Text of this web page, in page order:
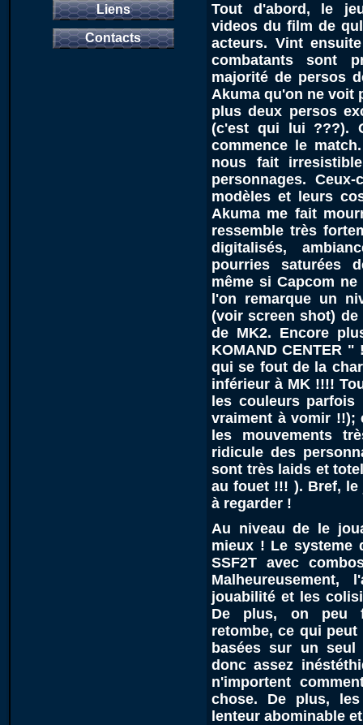
Liens
Contacts
Tout d'abord, le
videos du film de
acteurs. Vint
combatants sont
majorité de persos
Akuma qu'on ne voit
plus deux persos
(c'est qui lui ???).
commence le
nous fait
personnages.
modèles et leurs
Akuma me fait
ressemble très
digitalisés,
pourries saturées
même si Capcom
l'on remarque un
(voir screen shot) de
de MK2. Encore
KOMAND CENTER
qui se fout de la
inférieur à MK !!!!
les couleurs
vraiment à vomir !!);
les mouvements
ridicule des
sont très laids et
au fouet !!! ). Bref,
à regarder !
Au niveau de le
mieux ! Le systeme
SSF2T avec
jouabilité et les
De plus, on peu
retombe, ce qui
basées sur un
donc assez
n'importent
chose. De plus,
lenteur abominable